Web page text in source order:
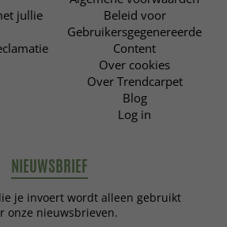
jullie
Beleid voor
Gebruikersgegenereerde
Content
Over cookies
Over Trendcarpet
Blog
Log in
NIEUWSBRIEF
je invoert wordt alleen gebruikt
onze nieuwsbrieven.